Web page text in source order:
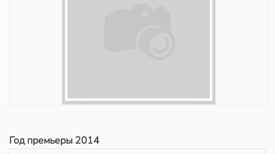
Год премьеры 2014